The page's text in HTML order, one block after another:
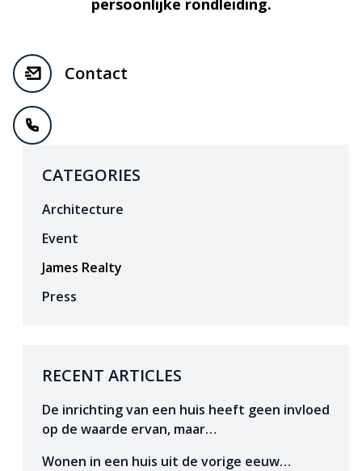
Contact
CATEGORIES
Architecture
Event
James Realty
Press
RECENT ARTICLES
De inrichting van een huis heeft geen invloed
op de waarde ervan, maar…
Wonen in een huis uit de vorige eeuw…